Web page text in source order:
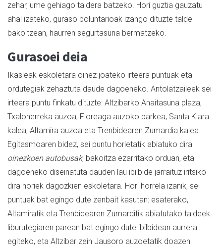
zehar, ume gehiago taldera batzeko. Hori guztia gauzatu
ahal izateko, guraso boluntarioak izango dituzte talde
bakoitzean, haurren segurtasuna bermatzeko.
Gurasoei deia
Ikasleak eskoletara oinez joateko irteera puntuak eta
ordutegiak zehaztuta daude dagoeneko. Antolatzaileek sei
irteera puntu finkatu dituzte: Altzibarko Anaitasuna plaza,
Txalonerreka auzoa, Floreaga auzoko parkea, Santa Klara
kalea, Altamira auzoa eta Trenbidearen Zumardia kalea.
Egitasmoaren bidez, sei puntu horietatik abiatuko dira
oinezkoen autobusak, bakoitza ezarritako orduan, eta
dagoeneko diseinatuta dauden lau ibilbide jarraituz iritsiko
dira horiek dagozkien eskoletara. Hori horrela izanik, sei
puntuek bat egingo dute zenbait kasutan: esaterako,
Altamiratik eta Trenbidearen Zumarditik abiatutako taldeek
liburutegiaren parean bat egingo dute ibilbidean aurrera
egiteko, eta Altzibar zein Jausoro auzoetatik doazen